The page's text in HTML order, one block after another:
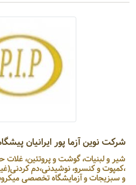
شرکت نوین آزما پور ایرانیان
شير و لبنيات، گوشت و پروتئين، غلات
،کمپوت و کنسرو، نوشيدنی،دم
و سبزیجات و آزمایشگاه تخصصی